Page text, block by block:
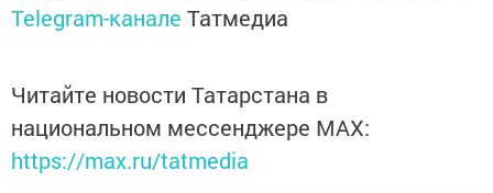
Telegram-канале Татмедиа
Читайте новости Татарстана в
национальном мессенджере MАХ:
https://max.ru/tatmedia